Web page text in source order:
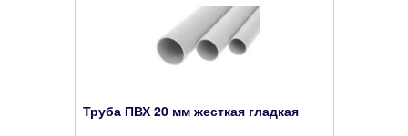
Труба ПВХ 20 мм жесткая гладкая